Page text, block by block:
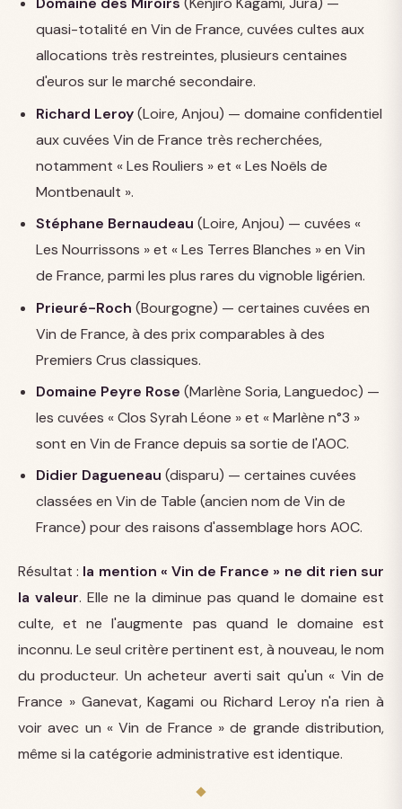
quasi-totalité en Vin de France, cuvées cultes aux
allocations très restreintes, plusieurs centaines
d'euros sur le marché secondaire.
Richard Leroy(Loire, Anjou) — domaine confidentiel
aux cuvées Vin de France très recherchées,
notamment « Les Rouliers » et « Les Noëls de
Montbenault ».
Stéphane Bernaudeau (Loire, Anjou) — cuvées «
Les Nourrissons » et « Les Terres Blanches » en Vin
de France, parmi les plus rares du vignoble ligérien.
Prieuré-Roch (Bourgogne) — certaines cuvées en
Vin de France, à des prix comparables à des
Premiers Crus classiques.
Domaine Peyre Rose (Marlène Soria, Languedoc) —
les cuvées « Clos Syrah Léone » et « Marlène n°3 »
sont en Vin de France depuis sa sortie de l'AOC.
Didier Dagueneau (disparu) — certaines cuvées
classées en Vin de Table (ancien nom de Vin de
France) pour des raisons d'assemblage hors AOC.
Résultat : la mention « Vin de France » ne dit rien sur
la valeur. Elle ne la diminue pas quand le domaine est
culte, et ne l'augmente pas quand le domaine est
inconnu. Le seul critère pertinent est, à nouveau, le nom
du producteur. Un acheteur averti sait qu'un « Vin de
France » Ganevat, Kagami ou Richard Leroy n'a rien à
voir avec un « Vin de France » de grande distribution,
même si la catégorie administrative est identique.